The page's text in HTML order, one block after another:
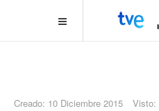
.plain-style .box-contact.box-bg {
url('../../images/contact.png') 0 0
Creado: 10 Diciembre 2015 Visto: